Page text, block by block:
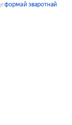
формай зваротнай